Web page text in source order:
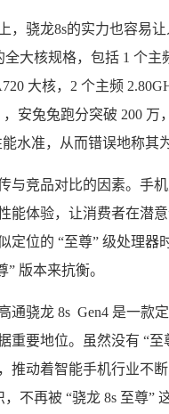
，骁龙8s的实力也容易
全大核规格，包括 1 个
大核，2 个主频
，安兔兔跑分突破 200
水准，从而错误地称其
与竞品对比的因素。手
能体验，让消费者在潜
定位的 “至尊” 级处理
” 版本来抗衡。
通骁龙 8s Gen4 是一款
重要地位。虽然没有 “
推动着智能手机行业不
不再被 “骁龙 8s 至尊”